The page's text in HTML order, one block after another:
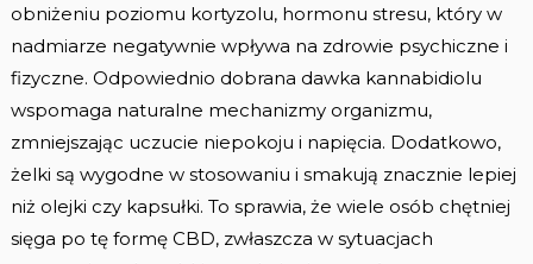
obniżeniu poziomu kortyzolu, hormonu stresu, który w
nadmiarze negatywnie wpływa na zdrowie psychiczne i
fizyczne. Odpowiednio dobrana dawka kannabidiolu
wspomaga naturalne mechanizmy organizmu,
zmniejszając uczucie niepokoju i napięcia. Dodatkowo,
żelki są wygodne w stosowaniu i smakują znacznie lepiej
niż olejki czy kapsułki. To sprawia, że wiele osób chętniej
sięga po tę formę CBD, zwłaszcza w sytuacjach